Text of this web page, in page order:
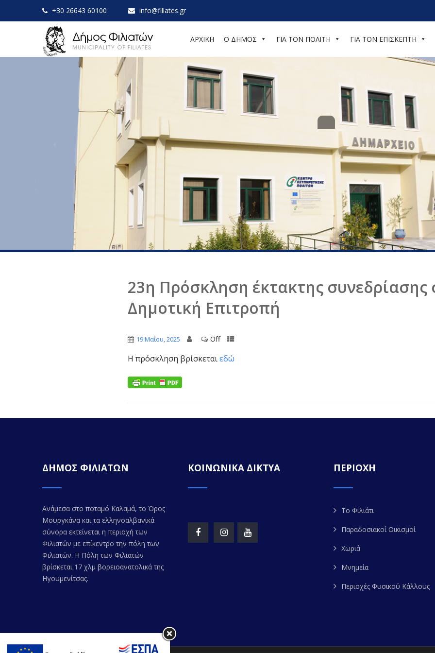
+30 26643 60100 info@filiates.gr
ΑΡΧΙΚΗ Ο ΔΗΜΟΣ ΓΙΑ ΤΟΝ ΠΟΛΙΤΗ ΓΙΑ ΤΟΝ ΕΠΙΣΚΕΠΤΗ
23η Πρόσκληση έκτακτης συνεδρίασης
Δημοτική Επιτροπή
19 Μαΐου, 2025 Off
Η πρόσκληση βρίσκεταιεδώ
ΔΗΜΟΣ ΦΙΛΙΑΤΩΝ
Ανάμεσα στο ποταμό Καλαμά, το Όρος
Μουργκάνα και τα ελληνοαλβανικά
σύνορα εκτείνεται η περιοχή των
Φιλιατών με επίκεντρο την πόλη των
Φιλιατών. Η Πόλη των Φιλιατών
βρίσκεται 17 χλμ βορειοανατολικά της
Ηγουμενίτσας.
ΚΟΙΝΩΝΙΚΑ ΔΙΚΤΥΑ ΠΕΡΙΟΧΗ
Το Φιλιάτι
Παραδοσιακοί Οικισμοί
Χωριά
Μνημεία
Περιοχές Φυσικού Κάλλους